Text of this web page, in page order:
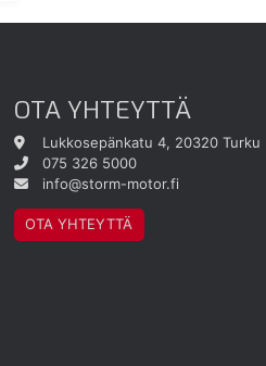
OTA YHTEYTTÄ
Lukkosepänkatu 4, 20320 Turku
075 326 5000
info@storm-motor.fi
OTA YHTEYTTÄ